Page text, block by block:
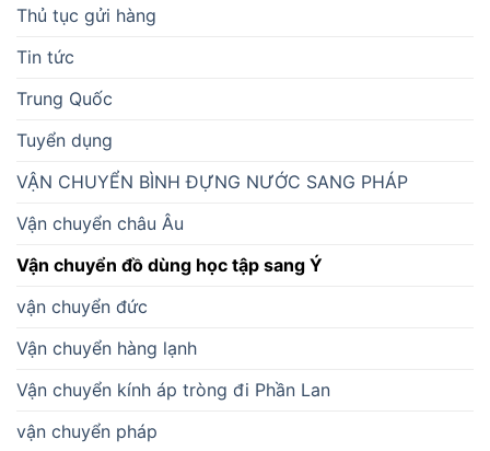
Thủ tục gửi hàng
Tin tức
Trung Quốc
Tuyển dụng
VẬN CHUYỂN BÌNH ĐỰNG NƯỚC SANG PHÁP
Vận chuyển châu Âu
Vận chuyển đồ dùng học tập sang Ý
vận chuyển đức
Vận chuyển hàng lạnh
Vận chuyển kính áp tròng đi Phần Lan
vận chuyển pháp